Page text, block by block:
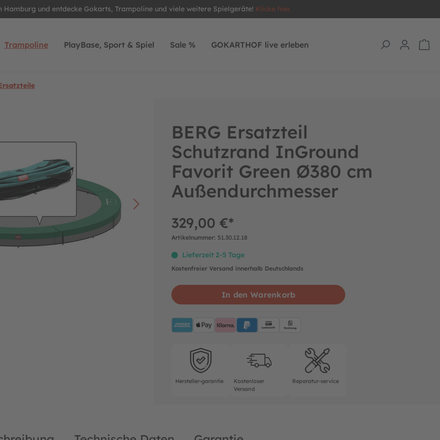
Hamburg und entdecke Gokarts, Trampoline und viele weitere Spielgeräte! Klicke hier.
Trampoline PlayBase, Sport & Spiel Sale % GOKARTHOF live erleben
BERG Ersatzteil
Schutzrand InGround
Favorit Green Ø380 cm
Außendurchmesser
329,00 €*
Artikelnummer: 51.30.12.18
Lieferzeit 2-5 Tage
Kostenfreier Versand innerhalb Deutschlands
In den Warenkorb
ApplePayKlarna PayPalBlueLastschrift
Hersteller-garantie
Hersteller-garantie
Kostenloser Versand
Kostenloser
Versand
Reparatur-service
Reparatur-service